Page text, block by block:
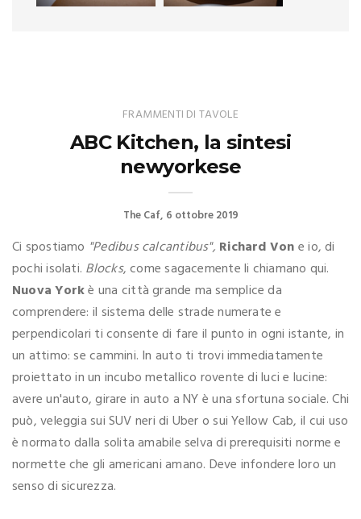
FRAMMENTI DI TAVOLE
ABC Kitchen, la sintesi
newyorkese
The Caf 6 ottobre 2019
Ci spostiamo "Pedibus calcantibus", Richard Vone io, di
pochi isolati. Blocks, come sagacemente li chiamano qui.
Nuova Yorkè una città grande ma semplice da
comprendere: il sistema delle strade numerate e
perpendicolari ti consente di fare il punto in ogni istante, in
un attimo: se cammini. In auto ti trovi immediatamente
proiettato in un incubo metallico rovente di luci e lucine:
avere un'auto, girare in auto a NY è una sfortuna sociale. Chi
può, veleggia sui SUV neri di Uber o sui Yellow Cab, il cui uso
è normato dalla solita amabile selva di prerequisiti norme e
normette che gli americani amano. Deve infondere loro un
senso di sicurezza.